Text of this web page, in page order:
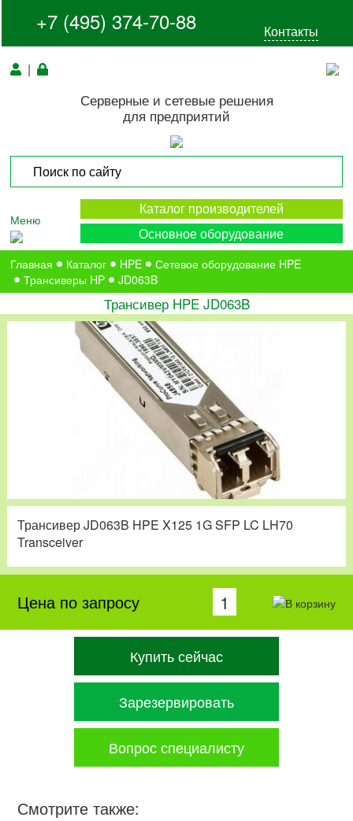
+7 (495) 374-70-88 Контакты
|
Серверные и сетевые решения
для предприятий
Меню
Каталог производителей
Основное оборудование
Главная Каталог HPE
Сетевое оборудование HPE
Трансиверы HP
JD063B
Трансивер HPE JD063B
Трансивер JD063B HPE X125 1G SFP LC LH70
Transceiver
Цена по запросу
Купить сейчас
Зарезервировать
Вопрос специалисту
Смотрите также: